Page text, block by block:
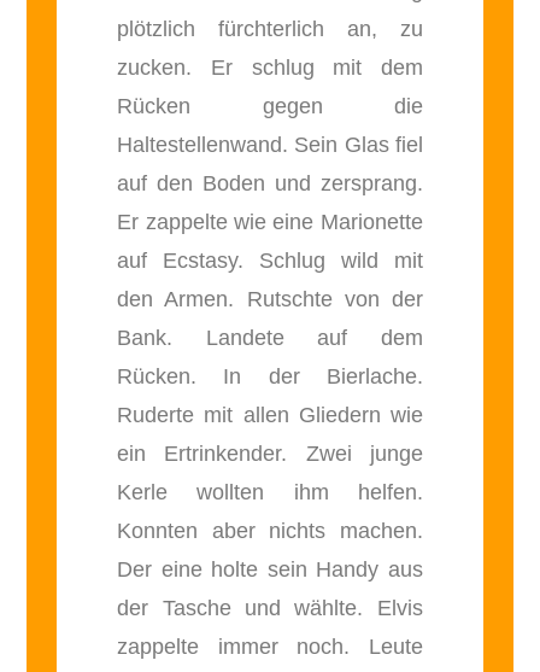
plötzlich fürchterlich an, zu
zucken. Er schlug mit dem
Rücken gegen die
Haltestellenwand. Sein Glas fiel
auf den Boden und zersprang.
Er zappelte wie eine Marionette
auf Ecstasy. Schlug wild mit
den Armen. Rutschte von der
Bank. Landete auf dem
Rücken. In der Bierlache.
Ruderte mit allen Gliedern wie
ein Ertrinkender. Zwei junge
Kerle wollten ihm helfen.
Konnten aber nichts machen.
Der eine holte sein Handy aus
der Tasche und wählte. Elvis
zappelte immer noch. Leute